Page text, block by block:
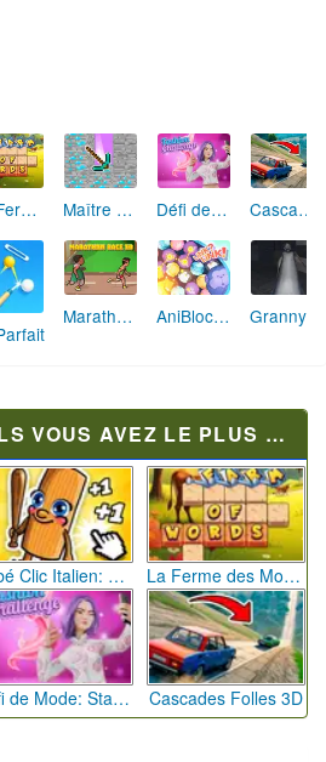
La Ferme des Mots - Cultivez votre Vocabulaire Maître de la Destruction: Fusion de Pioches Défi de Mode: Star du Podium Cascades Folles 3D
Marathon Champion io AniBlocos: Connecte les Animaux Mignons!
AVEZ LE PLUS JOUÉ
Bébé Clic Italien: La Folie des Petits Bambins La Ferme des Mots - Cultivez votre Vocabulaire
Défi de Mode: Star du Podium Cascades Folles 3D